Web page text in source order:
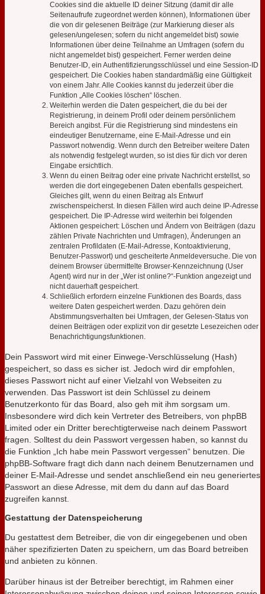
Cookies sind die aktuelle ID deiner Sitzung (damit dir alle
Seitenaufrufe zugeordnet werden können), Informationen über
die von dir gelesenen Beiträge (zur Markierung dieser als
gelesen/ungelesen; sofern du nicht angemeldet bist) sowie
Informationen über deine Teilnahme an Umfragen (sofern du
nicht angemeldet bist) gespeichert. Ferner werden deine
Benutzer-ID, ein Authentifizierungsschlüssel und eine Session-ID
gespeichert. Die Cookies haben standardmäßig eine Gültigkeit
von einem Jahr. Alle Cookies kannst du jederzeit über die
Funktion „Alle Cookies löschen“ löschen.
Weiterhin werden die Daten gespeichert, die du bei der
Registrierung, in deinem Profil oder deinem persönlichem
Bereich angibst. Für die Registrierung sind mindestens ein
eindeutiger Benutzername, eine E-Mail-Adresse und ein
Passwort notwendig. Wenn durch den Betreiber weitere Daten
als notwendig festgelegt wurden, so ist dies für dich vor deren
Eingabe ersichtlich.
Wenn du einen Beitrag oder eine private Nachricht erstellst, so
werden die dort eingegebenen Daten ebenfalls gespeichert.
Gleiches gilt, wenn du einen Beitrag als Entwurf
zwischenspeicherst. In diesen Fällen wird auch deine IP-Adresse
gespeichert. Die IP-Adresse wird weiterhin bei folgenden
Aktionen gespeichert: Löschen und Ändern von Beiträgen (dazu
zählen Private Nachrichten und Umfragen), Änderungen an
zentralen Profildaten (E-Mail-Adresse, Kontoaktivierung,
Benutzer-Passwort) und gescheiterte Anmeldeversuche. Die von
deinem Browser übermittelte Browser-Kennzeichnung (User
Agent) wird nur in der „Wer ist online?“-Funktion angezeigt und
nicht dauerhaft gespeichert.
Schließlich erfordern einzelne Funktionen des Boards, dass
weitere Daten gespeichert werden. Dazu gehören dein
Abstimmungsverhalten bei Umfragen, der Gelesen-Status von
deinen Beiträgen oder explizit von dir gesetzte Lesezeichen oder
Benachrichtigungsfunktionen.
Dein Passwort wird mit einer Einwege-Verschlüsselung (Hash)
gespeichert, so dass es sicher ist. Jedoch wird dir empfohlen,
dieses Passwort nicht auf einer Vielzahl von Webseiten zu
verwenden. Das Passwort ist dein Schlüssel zu deinem
Benutzerkonto für das Board, also geh mit ihm sorgsam um.
Insbesondere wird dich kein Vertreter des Betreibers, von phpBB
Limited oder ein Dritter berechtigterweise nach deinem Passwort
fragen. Solltest du dein Passwort vergessen haben, so kannst du
die Funktion „Ich habe mein Passwort vergessen“ benutzen. Die
phpBB-Software fragt dich dann nach deinem Benutzernamen und
deiner E-Mail-Adresse und sendet anschließend ein neu generiertes
Passwort an diese Adresse, mit dem du dann auf das Board
zugreifen kannst.
Gestattung der Datenspeicherung
Du gestattest dem Betreiber, die von dir eingegebenen und oben
näher spezifizierten Daten zu speichern, um das Board betreiben
und anbieten zu können.
Darüber hinaus ist der Betreiber berechtigt, im Rahmen einer